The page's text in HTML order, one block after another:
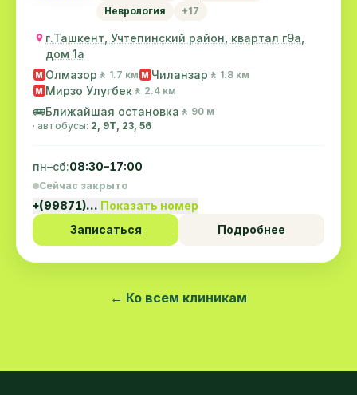
Неврология
+17
г.Ташкент, Учтепинский район, квартал г9а,
дом 1а
M Олмазор 🚶 1.7 км M Чиланзар 🚶 1.8 км
M Мирзо Улугбек 🚶 2.4 км
🚌Ближайшая остановка 🚶 90 м
· автобусы: 2, 9Т, 23, 56
пн–сб:08:30–17:00
Сейчас закрыто
+(99871)… Показать номер
Записаться
Подробнее
← Ко всем клиникам